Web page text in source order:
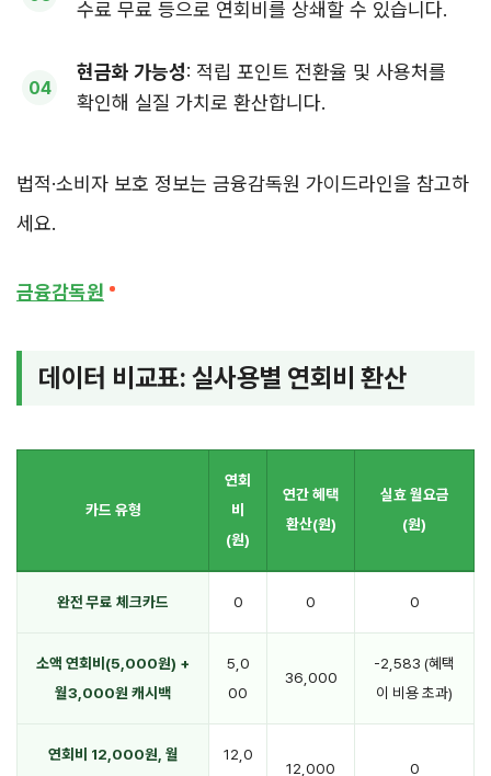
수료 무료 등으로 연회비를 상쇄할 수 있습니다.
현금화 가능성: 적립 포인트 전환율 및 사용처를
확인해 실질 가치로 환산합니다.
법적·소비자 보호 정보는 금융감독원 가이드라인을 참고하
세요.
금융감독원
데이터 비교표: 실사용별 연회비 환산
카드 유형
연회
비
(원)
연간 혜택
환산(원)
실효 월요금
(원)
완전 무료 체크카드 0 0 0
소액 연회비(5,000원) +
월3,000원 캐시백
5,0
00
36,000
-2,583 (혜택
이 비용 초과)
연회비 12,000원, 월
12,0
12,000 0